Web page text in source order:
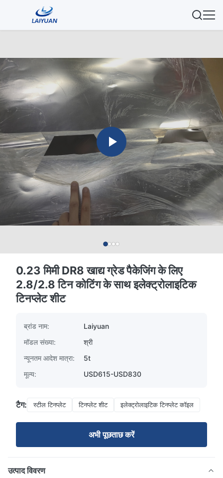
0.23 मिमी DR8 खाद्य ग्रेड पैकेजिंग के लिए
2.8/2.8 टिन कोटिंग के साथ इलेक्ट्रोलाइटिक
टिनप्लेट शीट
ब्रांड नाम:
Laiyuan
मॉडल संख्या:
श्री
न्यूनतम आदेश मात्रा:
5t
मूल्य:
USD615-USD830
टैग: स्टील टिनप्लेट टिनप्लेट शीट इलेक्ट्रोलाइटिक टिनप्लेट कॉइल
अभी पूछताछ करें
उत्पाद विवरण